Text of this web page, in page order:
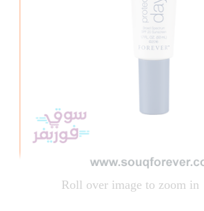
Roll over image to zoom in